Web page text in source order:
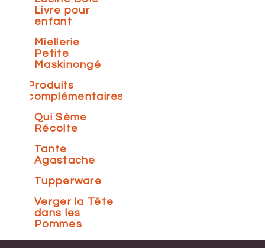
Livre pour
enfant
Miellerie
Petite
Maskinongé
Produits
complémentaires
Qui Sème
Récolte
Tante
Agastache
Tupperware
Verger la Tête
dans les
Pommes